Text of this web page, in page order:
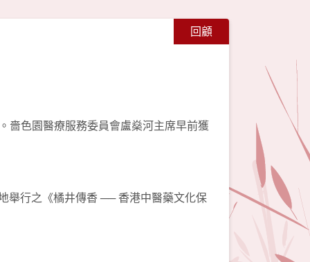
回顧
嗇色園醫療服務委員會盧燊河主席早前獲
舉行之《橘井傳香 ── 香港中醫藥文化保